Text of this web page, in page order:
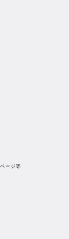
ージ等